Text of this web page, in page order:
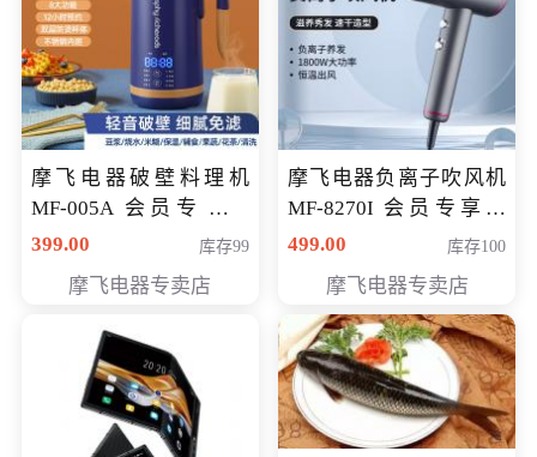
摩飞电器破壁料理机
MF-005A 会员专享价
198元
399.00 库存99
摩飞电器专卖店
摩飞电器负离子吹风机
MF-8270I 会员专享价
369元
499.00 库存100
摩飞电器专卖店